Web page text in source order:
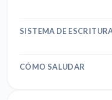
SISTEMA DE
CÓMO SALUDAR